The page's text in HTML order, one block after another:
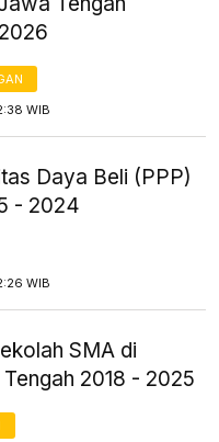
WIB
Daya Beli (PPP)
- 2024
WIB
SMA di
2018 - 2025